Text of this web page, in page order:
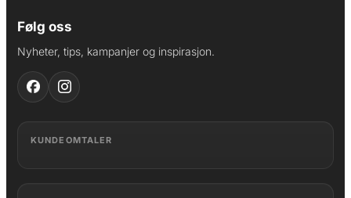
Følg oss
Nyheter, tips, kampanjer og inspirasjon.
KUNDEOMTALER